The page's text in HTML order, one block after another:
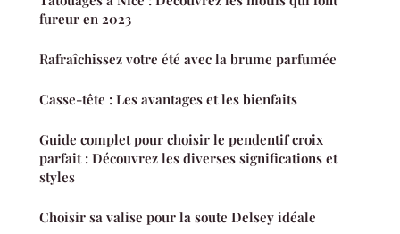
fureur en 2023
Rafraîchissez votre été avec la brume parfumée
Casse-tête : Les avantages et les bienfaits
Guide complet pour choisir le pendentif croix
parfait : Découvrez les diverses significations et
styles
Choisir sa valise pour la soute Delsey idéale